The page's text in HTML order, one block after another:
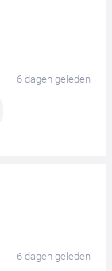
6 dagen geleden
6 dagen geleden